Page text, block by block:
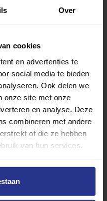
Over
cookies
en advertenties te
social media te bieden
Ook delen we
onze site met onze
en analyse. Deze
combineren met andere
of die ze hebben
van hun services.
Dat is de reden dat
als me er naar wordt
meer bij me langs
is in zekere zin
waar het in de kern van
flitsende levensstijl,
geld. Waar het me bij
enige wat telt is dat we
met het hele gezin
drinken en kaarsjes erbij